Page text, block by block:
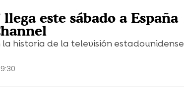
este sábado a España
historia de la televisión estadounidense